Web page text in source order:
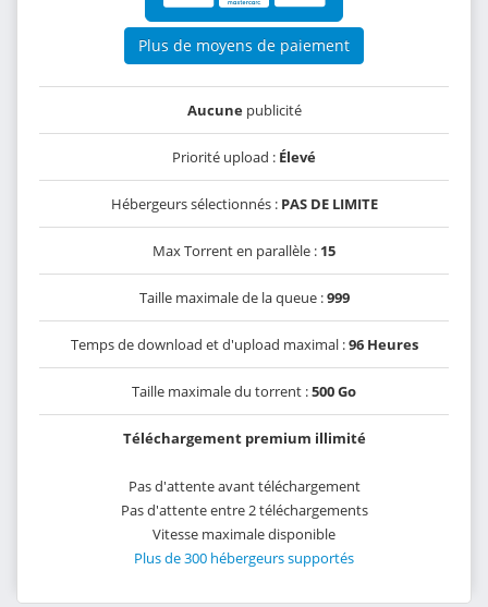
Plus de moyens de paiement
Aucunepublicité
Priorité upload : Élevé
Hébergeurs sélectionnés : PAS DE LIMITE
Max Torrent en parallèle : 15
Taille maximale de la queue :999
Temps de download et d'upload maximal :96 Heures
Taille maximale du torrent :500 Go
Téléchargement premium illimité
Pas d'attente avant téléchargement
Pas d'attente entre 2 téléchargements
Vitesse maximale disponible
Plus de 300 hébergeurs supportés